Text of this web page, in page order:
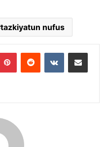
tazkiyatun nufus